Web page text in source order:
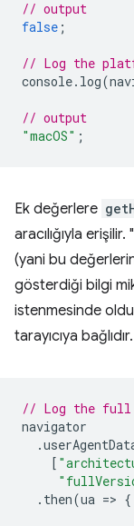
// output
false ;
// Log the
console. log(
// output
"macOS" ;
Ek değerlere
aracılığıyla
(yani bu değerlerin
gösterdiği bilgi
istenmesinde
tarayıcıya bağlıdır.
// Log the full
navigator
.
[
. then(ua => {